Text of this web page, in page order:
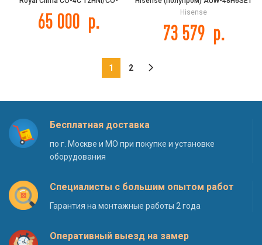
65 000 р.
Hisense
73 579 р.
1 2
Бесплатная доставка
по г. Москве и МО при покупке и установке
оборудования
Специалисты с большим опытом работ
Гарантия на монтажные работы 2 года
Оперативный выезд на замер